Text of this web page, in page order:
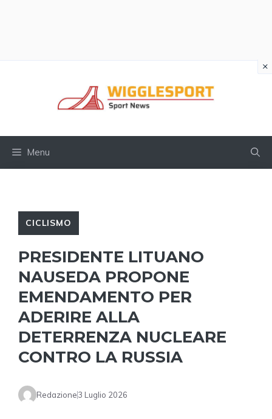
Menu
CICLISMO
PRESIDENTE LITUANO
NAUSEDA PROPONE
EMENDAMENTO PER
ADERIRE ALLA
DETERRENZA NUCLEARE
CONTRO LA RUSSIA
Redazione3 Luglio 2026
×